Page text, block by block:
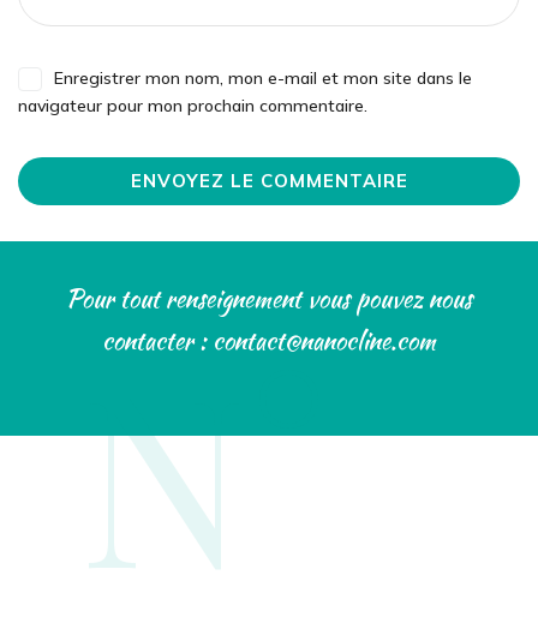
Enregistrer mon nom, mon e-mail et mon site dans le
navigateur pour mon prochain commentaire.
Pour tout renseignement vous pouvez nous
contacter : contact@nanocline.com
N°